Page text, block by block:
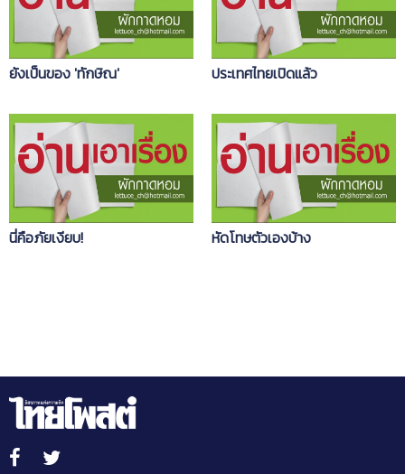
ยังเป็นของ 'ทักษิณ' ประเทศไทยเปิดแล้ว
นี่คือภัยเงียบ! หัดโทษตัวเองบ้าง